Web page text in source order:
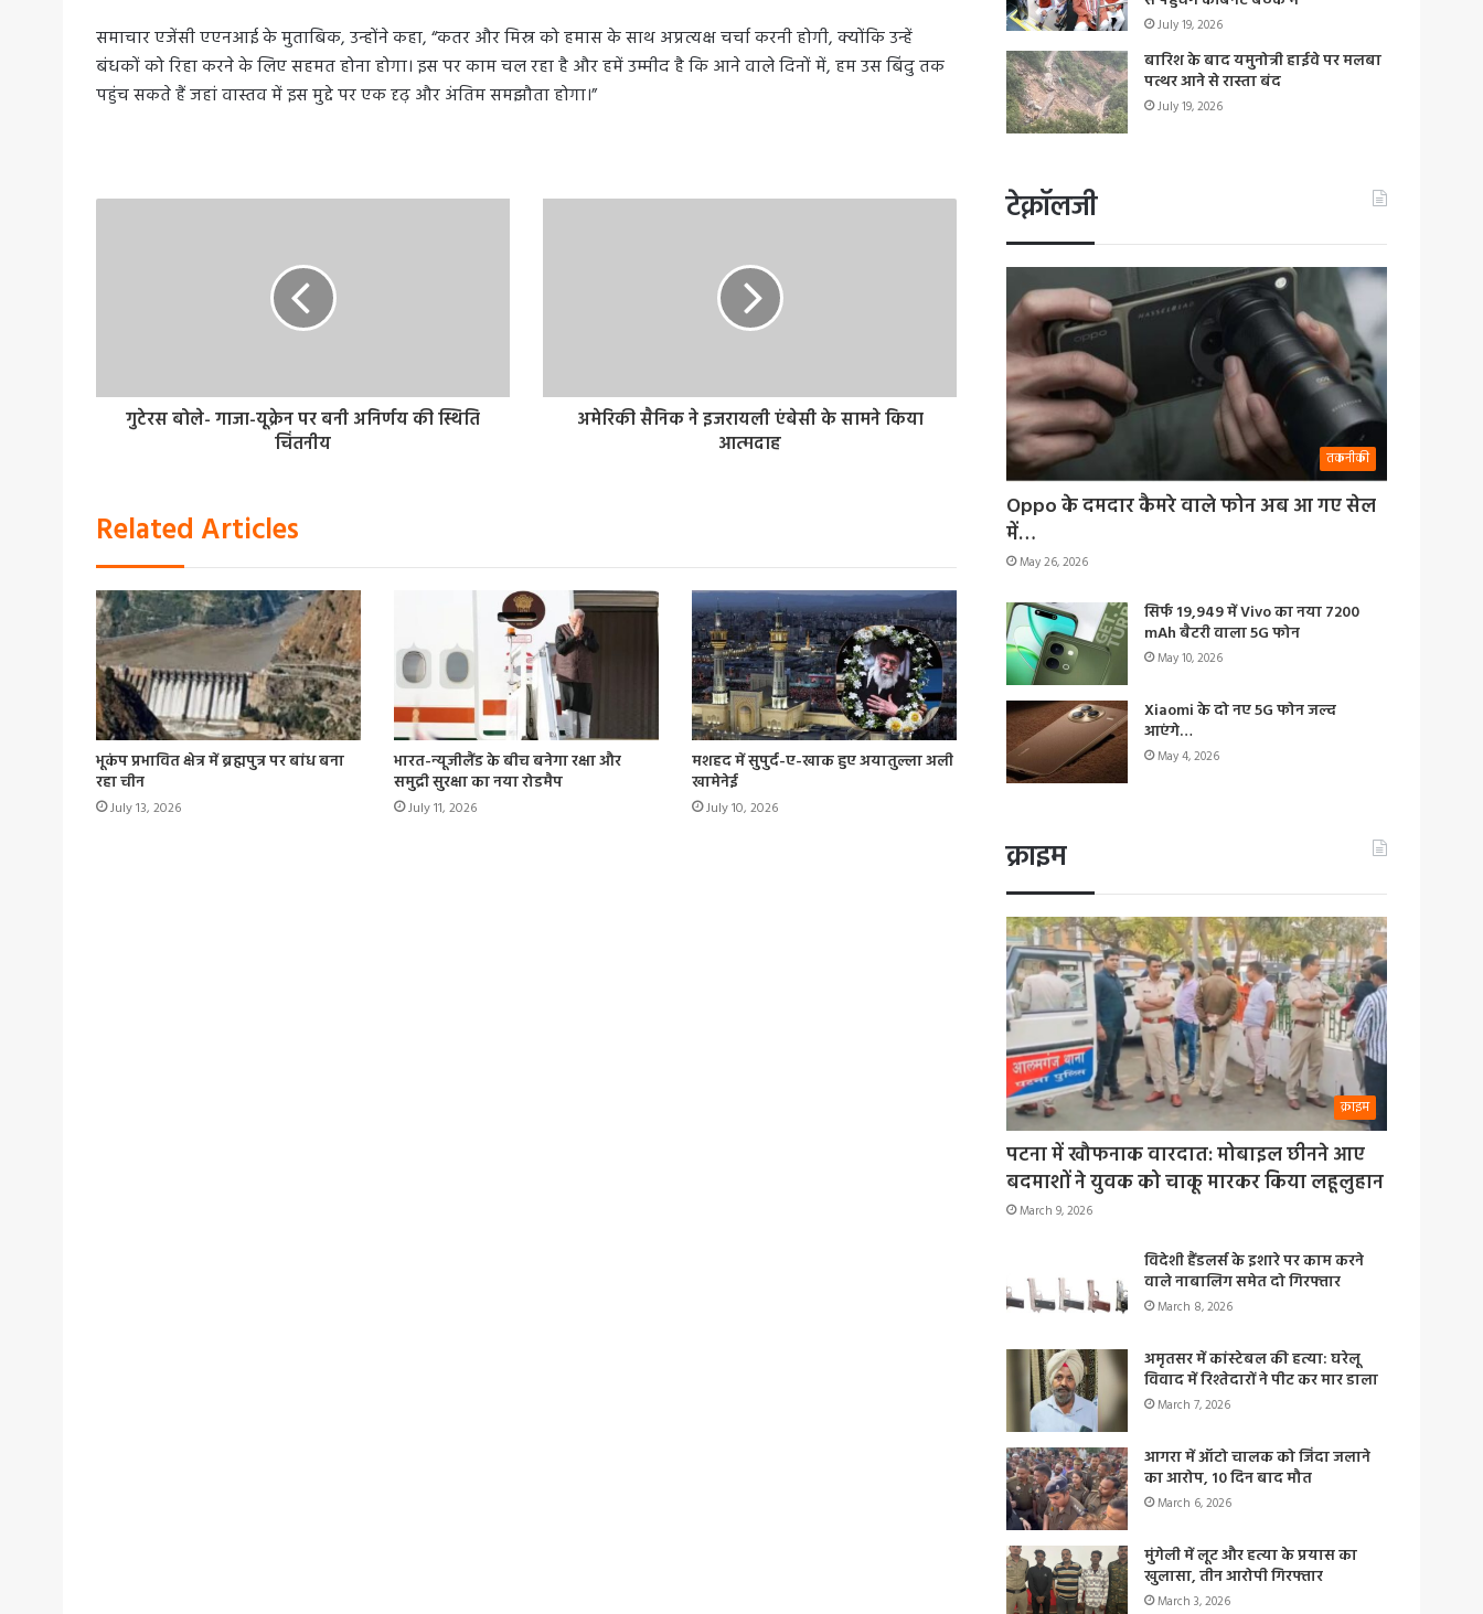
समाचार एजेंसी एएनआई के मुताबिक, उन्होंने कहा, “कतर और मिस्र को हमास के साथ अप्रत्यक्ष चर्चा करनी होगी, क्योंकि उन्हें
बंधकों को रिहा करने के लिए सहमत होना होगा। इस पर काम चल रहा है और हमें उम्मीद है कि आने वाले दिनों में, हम उस बिंदु तक
पहुंच सकते हैं जहां वास्तव में इस मुद्दे पर एक दृढ़ और अंतिम समझौता होगा।”
गुटेरस बोले- गाजा-यूक्रेन पर बनी अनिर्णय की स्थिति
चिंतनीय
अमेरिकी सैनिक ने इजरायली एंबेसी के सामने किया
आत्मदाह
Related Articles
भूकंप प्रभावित क्षेत्र में ब्रह्मपुत्र पर बांध बना
रहा चीन
July 13, 2026
भारत-न्यूजीलैंड के बीच बनेगा रक्षा और
समुद्री सुरक्षा का नया रोडमैप
July 11, 2026
मशहद में सुपुर्द-ए-खाक हुए अयातुल्ला अली
खामेनेई
July 10, 2026
July 19, 2026
बारिश के बाद यमुनोत्री हाईवे पर मलबा
पत्थर आने से रास्ता बंद
July 19, 2026
टेक्नॉलजी
तकनीकी
Oppo के दमदार कैमरे वाले फोन अब आ गए सेल
में…
May 26, 2026
सिर्फ 19,949 में Vivo का नया 7200
mAh बैटरी वाला 5G फोन
May 10, 2026
Xiaomi के दो नए 5G फोन जल्द
आएंगे…
May 4, 2026
क्राइम
क्राइम
पटना में खौफनाक वारदात: मोबाइल छीनने आए
बदमाशों ने युवक को चाकू मारकर किया लहूलुहान
March 9, 2026
विदेशी हैंडलर्स के इशारे पर काम करने
वाले नाबालिग समेत दो गिरफ्तार
March 8, 2026
अमृतसर में कांस्टेबल की हत्या: घरेलू
विवाद में रिश्तेदारों ने पीट कर मार डाला
March 7, 2026
आगरा में ऑटो चालक को जिंदा जलाने
का आरोप, 10 दिन बाद मौत
March 6, 2026
मुंगेली में लूट और हत्या के प्रयास का
खुलासा, तीन आरोपी गिरफ्तार
March 3, 2026